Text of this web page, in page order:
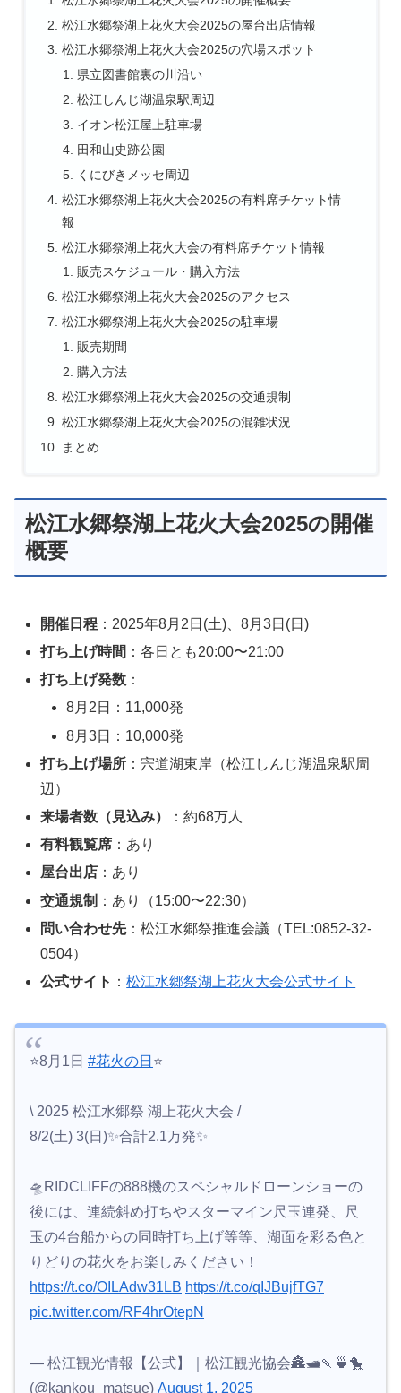
松江水郷祭湖上花火大会2025の屋台出店情報
松江水郷祭湖上花火大会2025の穴場スポット
県立図書館裏の川沿い
松江しんじ湖温泉駅周辺
イオン松江屋上駐車場
田和山史跡公園
くにびきメッセ周辺
松江水郷祭湖上花火大会2025の有料席チケット情
報
松江水郷祭湖上花火大会の有料席チケット情報
販売スケジュール・購入方法
松江水郷祭湖上花火大会2025のアクセス
松江水郷祭湖上花火大会2025の駐車場
販売期間
購入方法
松江水郷祭湖上花火大会2025の交通規制
松江水郷祭湖上花火大会2025の混雑状況
まとめ
松江水郷祭湖上花火大会2025の開催
概要
開催日程 ：2025年8月2日(土)、8月3日(日)
打ち上げ時間 ：各日とも20:00〜21:00
打ち上げ発数 ：
8月2日：11,000発
8月3日：10,000発
打ち上げ場所 ：宍道湖東岸（松江しんじ湖温泉駅周
辺）
来場者数（見込み）
：約68万人
有料観覧席 ：あり
屋台出店 ：あり
交通規制 ：あり（15:00〜22:30）
問い合わせ先：松江水郷祭推進会議（TEL:0852-32-
0504）
公式サイト ：松江水郷祭湖上花火大会公式サイト
⭐8月1日 #花火の日 ⭐
\ 2025 松江水郷祭 湖上花火大会 /
8/2(土) 3(日)✨合計2.1万発✨
🛸RIDCLIFFの888機のスペシャルドローンショーの
後には、連続斜め打ちやスターマイン尺玉連発、尺
玉の4台船からの同時打ち上げ等等、湖面を彩る色と
りどりの花火をお楽しみください！
https://t.co/OILAdw31LB https://t.co/qIJBujfTG7
pic.twitter.com/RF4hrOtepN
— 松江観光情報【公式】｜松江観光協会🏯🛥🍡🍵🐤
(@kankou_matsue) August 1, 2025